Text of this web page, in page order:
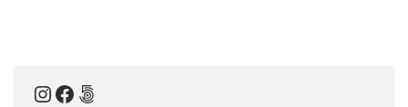
Instagram
Facebook
500px